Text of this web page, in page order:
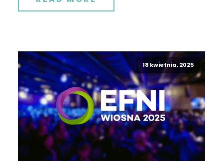
18 kwietnia, 2025